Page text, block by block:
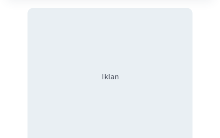
Iklan